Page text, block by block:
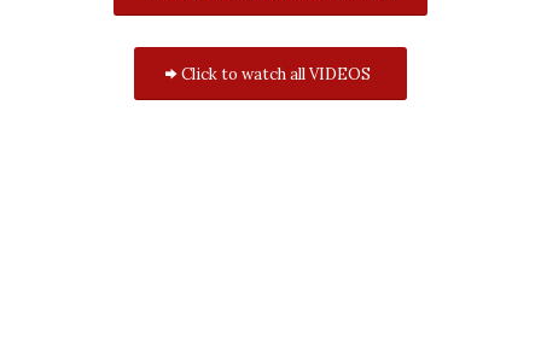
Click to watch all VIDEOS